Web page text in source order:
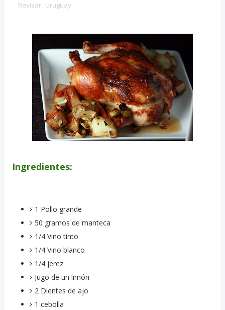
Revisar, Uruguay
Ingredientes:
1 Pollo grande
50 gramos de manteca
1/4 Vino tinto
1/4 Vino blanco
1/4 jerez
Jugo de un limón
2 Dientes de ajo
1 cebolla